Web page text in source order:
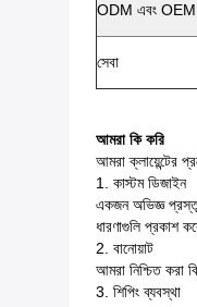
ODM এবং OEM
সেবা
আমরা কি করি
আমরা ক্লায়েন্টের
1. কাস্টম ডিজাইন
একজন অভিজ্ঞ
ধারণাগুলি প্রকাশ
2. বানোয়াট
আমরা নিশ্চিত করা
3. শিপিং ব্যবস্থা